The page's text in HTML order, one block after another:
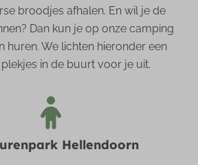
broodjes afhalen. En wil je de
Dan kun je op onze camping
huren. We lichten hieronder een
in de buurt voor je uit.
Hellendoorn